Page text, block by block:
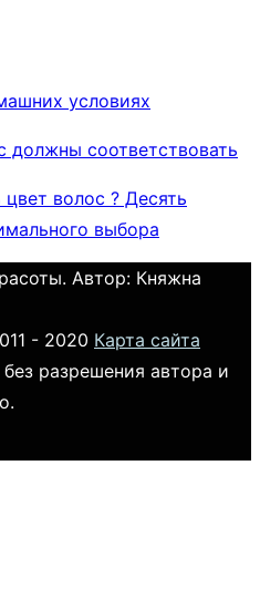
условиях
волос ? Десять
выбора
Автор: Княжна
- 2020 Карта сайта
разрешения автора и